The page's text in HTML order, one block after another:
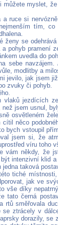
myslet,
ruce si
tím,
se
pohyb pramení
uvedla do
sebe
modlitby a
jevilo, jak jsem
zvuky či pohyb.
vlaků jezdících
než jsem usnul,
osvětleném
něco
bych vstoupil
jsem si, že
víru toho
vám někdy, že
intenzivní klid
taková
tiché
jak ve
vše díky
tato černá
rtů směřovala
ztrácely v
dorazily,